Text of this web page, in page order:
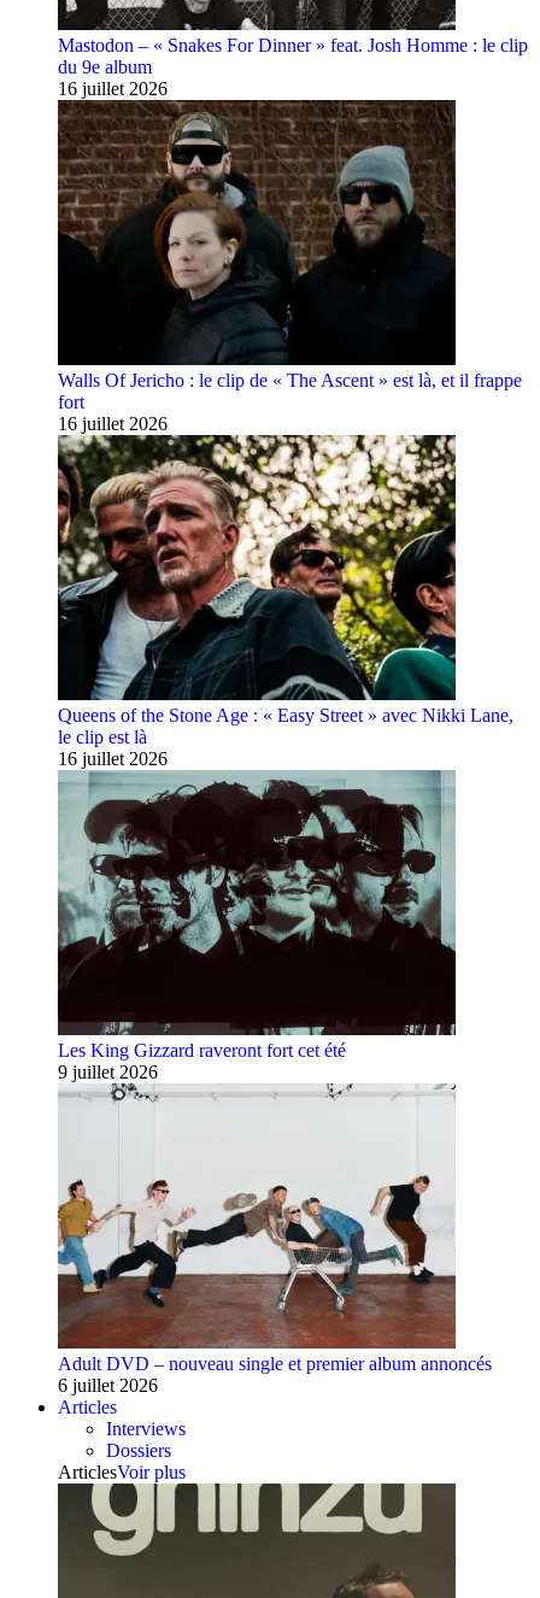
Mastodon – « Snakes For Dinner » feat. Josh Homme : le clip
du 9e album
16 juillet 2026
Walls Of Jericho : le clip de « The Ascent » est là, et il frappe
fort
16 juillet 2026
Queens of the Stone Age : « Easy Street » avec Nikki Lane,
le clip est là
16 juillet 2026
Les King Gizzard raveront fort cet été
9 juillet 2026
Adult DVD – nouveau single et premier album annoncés
6 juillet 2026
Articles
Interviews
Dossiers
ArticlesVoir plus